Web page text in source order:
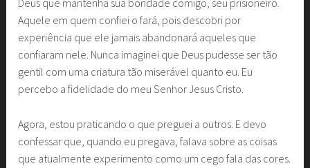
Deus que mantenha sua bondade comigo, seu prisioneiro.
Aquele em quem confiei o fará, pois descobri por
experiência que ele jamais abandonará aqueles que
confiaram nele. Nunca imaginei que Deus pudesse ser tão
gentil com uma criatura tão miserável quanto eu. Eu
percebo a fidelidade do meu Senhor Jesus Cristo.
Agora, estou praticando o que preguei a outros. E devo
confessar que, quando eu pregava, falava sobre as coisas
que atualmente experimento como um cego fala das cores.